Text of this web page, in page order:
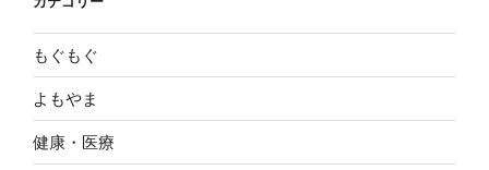
もぐもぐ
よもやま
健康・医療